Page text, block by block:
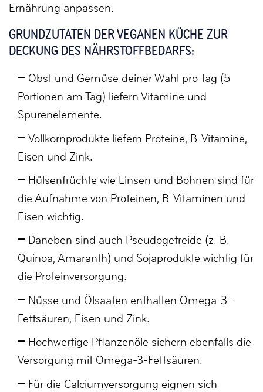
Ernährung anpassen.
GRUNDZUTATEN DER VEGANEN KÜCHE ZUR
DECKUNG DES NÄHRSTOFFBEDARFS:
Obst und Gemüse deiner Wahl pro Tag (5
Portionen am Tag) liefern Vitamine und
Spurenelemente.
Vollkornprodukte liefern Proteine, B-Vitamine,
Eisen und Zink.
Hülsenfrüchte wie Linsen und Bohnen sind für
die Aufnahme von Proteinen, B-Vitaminen und
Eisen wichtig.
Daneben sind auch Pseudogetreide (z. B.
Quinoa, Amaranth) und Sojaprodukte wichtig für
die Proteinversorgung.
Nüsse und Ölsaaten enthalten Omega-3-
Fettsäuren, Eisen und Zink.
Hochwertige Pflanzenöle sichern ebenfalls die
Versorgung mit Omega-3-Fettsäuren.
Für die Calciumversorgung eignen sich